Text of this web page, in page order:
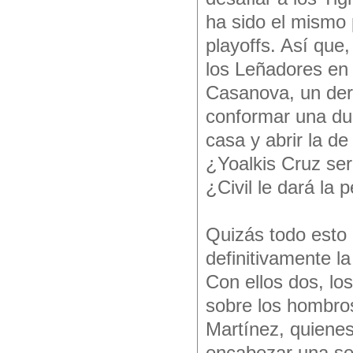
ha sido el
playoffs. Así
los Leñadores
Casanova, un
conformar una
casa y abrir la
¿Yoalkis Cruz
¿Civil le dará la
Quizás todo
definitivamente
Con ellos dos,
sobre los
Martínez,